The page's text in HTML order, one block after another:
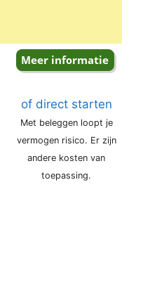
of direct starten
Met beleggen loopt je
vermogen risico. Er zijn
andere kosten van
toepassing.